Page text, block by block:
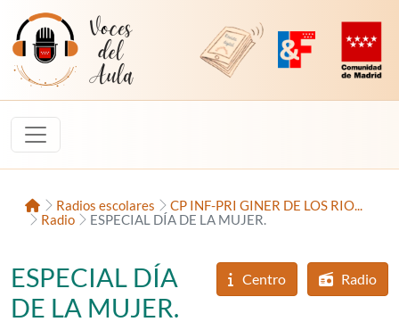
Saltar al contenido
Voces del Aula
Revista Digital de EducaMadrid
Plataforma de
InicioRadios escolares
CP INF-PRI GINER DE LOS RIO...
Radio
ESPECIAL DÍA DE LA MUJER.
Centro Radio
ESPECIAL DÍA
DE LA MUJER.